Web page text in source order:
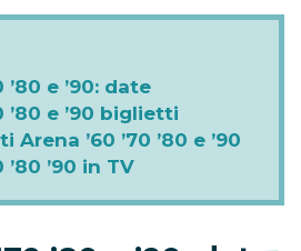
’80 e ’90: date
’80 e ’90 biglietti
’60 ’70 ’80 e ’90
’80 ’90 in TV